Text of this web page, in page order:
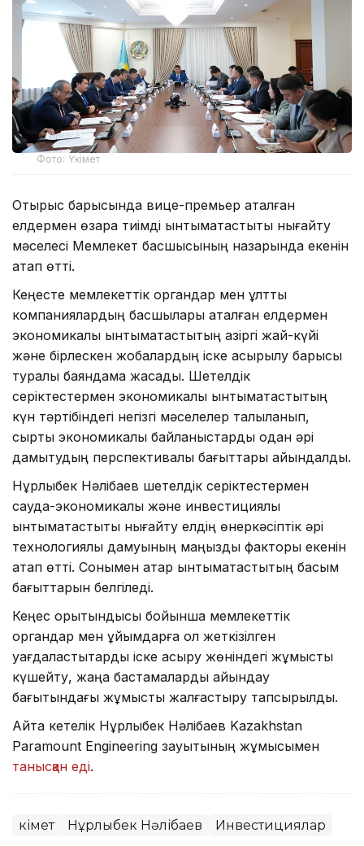
Фото: Үкімет
Отырыс барысында вице-премьер аталған
елдермен өзара тиімді ынтымақтастықты нығайту
мәселесі Мемлекет басшысының назарында екенін
атап өтті.
Кеңесте мемлекеттік органдар мен ұлттық
компаниялардың басшылары аталған елдермен
экономикалық ынтымақтастықтың қазіргі жай-күйі
және бірлескен жобалардың іске асырылу барысы
туралы баяндама жасады. Шетелдік
серіктестермен экономикалық ынтымақтастықтың
күн тәртібіндегі негізгі мәселелер талқыланып,
сыртқы экономикалық байланыстарды одан әрі
дамытудың перспективалы бағыттары айқындалды.
Нұрлыбек Нәлібаев шетелдік серіктестермен
сауда-экономикалық және инвестициялық
ынтымақтастықты нығайту елдің өнеркәсіптік әрі
технологиялық дамуының маңызды факторы екенін
атап өтті. Сонымен қатар ынтымақтастықтың басым
бағыттарын белгіледі.
Кеңес қорытындысы бойынша мемлекеттік
органдар мен ұйымдарға қол жеткізілген
уағдаластықтарды іске асыру жөніндегі жұмысты
күшейту, жаңа бастамаларды айқындау
бағытындағы жұмысты жалғастыру тапсырылды.
Айта кетелік Нұрлыбек Нәлібаев Kazakhstan
Paramount Engineering зауытының жұмысымен
танысқан еді.
Үкімет Нұрлыбек Нәлібаев Инвестициялар